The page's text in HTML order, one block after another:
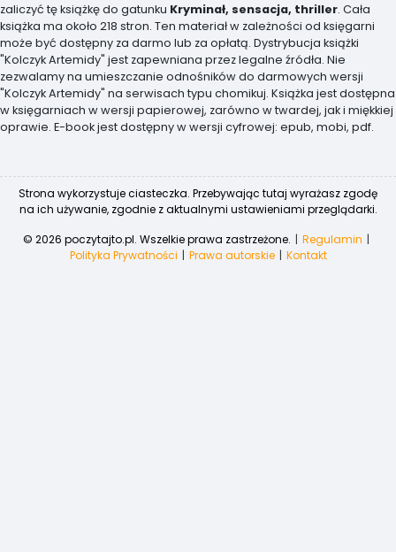
zaliczyć tę książkę do gatunku Kryminał, sensacja, thriller. Cała
książka ma około 218 stron. Ten materiał w zależności od księgarni
może być dostępny za darmo lub za opłatą. Dystrybucja książki
"Kolczyk Artemidy" jest zapewniana przez legalne źródła. Nie
zezwalamy na umieszczanie odnośników do darmowych wersji
"Kolczyk Artemidy" na serwisach typu chomikuj. Książka jest dostępna
w księgarniach w wersji papierowej, zarówno w twardej, jak i miękkiej
oprawie. E-book jest dostępny w wersji cyfrowej: epub, mobi, pdf.
Strona wykorzystuje ciasteczka. Przebywając tutaj wyrażasz zgodę
na ich używanie, zgodnie z aktualnymi ustawieniami przeglądarki.
© 2026 poczytajto.pl. Wszelkie prawa zastrzeżone.
Regulamin
Polityka Prywatności
Prawa autorskie Kontakt